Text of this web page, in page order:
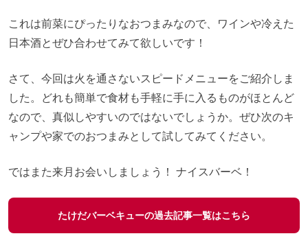
これは前菜にぴったりなおつまみなので、ワインや冷えた
日本酒とぜひ合わせてみて欲しいです！
さて、今回は火を通さないスピードメニューをご紹介しま
した。どれも簡単で食材も手軽に手に入るものがほとんど
なので、真似しやすいのではないでしょうか。ぜひ次のキ
ャンプや家でのおつまみとして試してみてください。
ではまた来月お会いしましょう！ ナイスバーベ！
たけだバーベキューの過去記事一覧はこちら